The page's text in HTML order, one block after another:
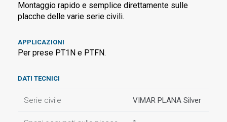
Montaggio rapido e semplice direttamente sulle
placche delle varie serie civili.
APPLICAZIONI
Per prese PT1N e PTFN.
DATI TECNICI
Serie civile VIMAR PLANA Silver